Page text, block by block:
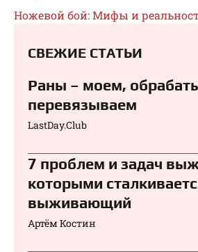
Ножевой бой: Мифы и
СВЕЖИЕ СТАТЬИ
Раны – моем,
перевязываем⁠⁠
LastDay.Club
7 проблем и задач
которыми
выживающий
Артём Костин